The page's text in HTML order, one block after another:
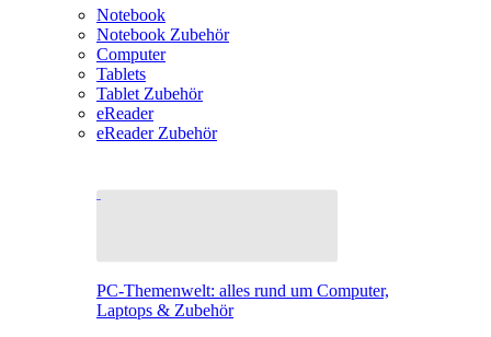
Notebook
Notebook Zubehör
Computer
Tablets
Tablet Zubehör
eReader
eReader Zubehör
PC-Themenwelt: alles rund um Computer,
Laptops & Zubehör